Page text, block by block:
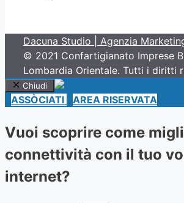
Dacuna Studio | Agenzia
© 2021 Confartigianato Imprese
Lombardia Orientale. Tutti i diritti
Chiudi
ASSÒCIATI AREA RISERVATA
Vuoi scoprire come
connettività con il tuo
internet?